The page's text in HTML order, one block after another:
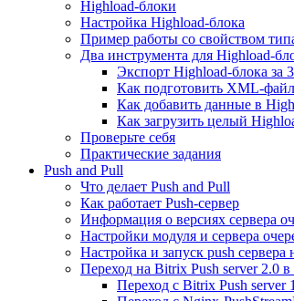
Highload-блоки
Настройка Highload-блока
Пример работы со свойством
Два инструмента для Highload-
Экспорт Highload-блока за
Как подготовить XML-файл
Как добавить данные в
Как загрузить целый
Проверьте себя
Практические задания
Push and Pull
Что делает Push and Pull
Как работает Push-сервер
Информация о версиях сервера
Настройки модуля и сервера
Настройка и запуск push
Переход на Bitrix Push server 2.0
Переход с Bitrix Push server